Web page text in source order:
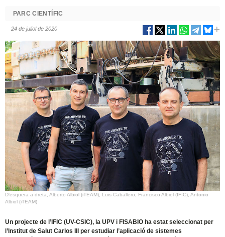
PARC CIENTÍFIC
24 de juliol de 2020
D'esquera a dreta, Alberto Albiol (iTEAM), Luis Caballero, Francisco Albiol (IFIC), Antonio
Albiol (iTEAM)
Un projecte de l’IFIC (UV-CSIC), la UPV i FISABIO ha estat seleccionat per
l’Institut de Salut Carlos III per estudiar l’aplicació de sistemes